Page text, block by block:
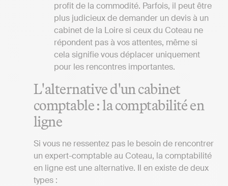
profit de la commodité. Parfois, il peut être
plus judicieux de demander un devis à un
cabinet de la Loire si ceux du Coteau ne
répondent pas à vos attentes, même si
cela signifie vous déplacer uniquement
pour les rencontres importantes.
L'alternative d'un cabinet
comptable : la comptabilité en
ligne
Si vous ne ressentez pas le besoin de rencontrer
un expert-comptable au Coteau, la comptabilité
en ligne est une alternative. Il en existe de deux
types :